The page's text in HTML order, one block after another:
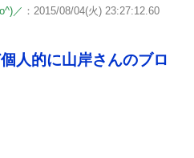
／ ：2015/08/04(火) 23:27:12.60
人的に山岸さんのブロ